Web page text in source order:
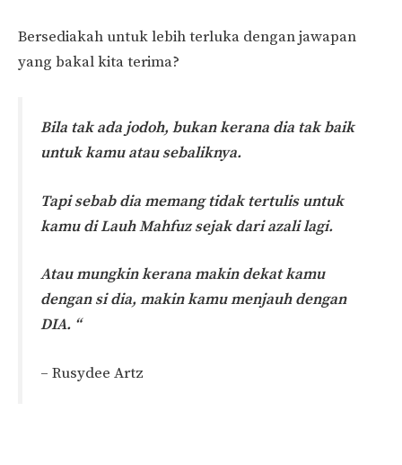
Bersediakah untuk lebih terluka dengan jawapan
yang bakal kita terima?
Bila tak ada jodoh, bukan kerana dia tak baik
untuk kamu atau sebaliknya.
Tapi sebab dia memang tidak tertulis untuk
kamu di Lauh Mahfuz sejak dari azali lagi.
Atau mungkin kerana makin dekat kamu
dengan si dia, makin kamu menjauh dengan
DIA. “
– Rusydee Artz